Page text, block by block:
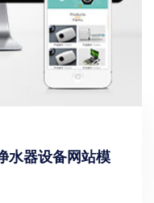
水器设备网站模